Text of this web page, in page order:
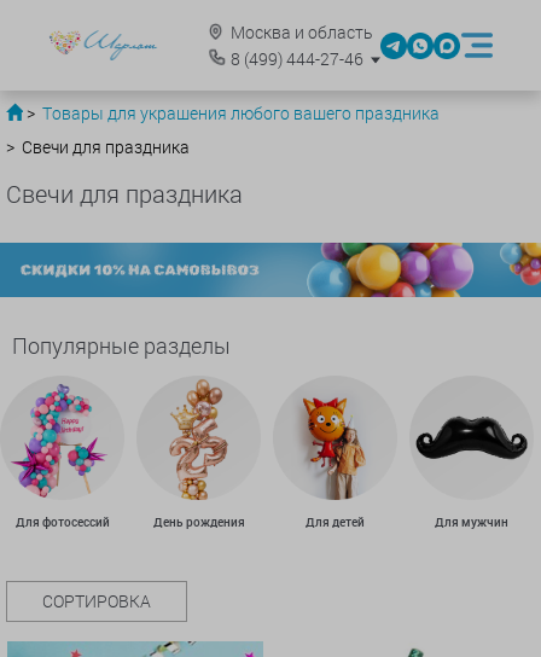
Москва и область
8 (499)444-27-46
Товары для украшения любого вашего праздника
Свечи для праздника
Свечи для праздника
Популярные разделы
Для фотосессий День рождения Для детей Для мужчин
СОРТИРОВКА